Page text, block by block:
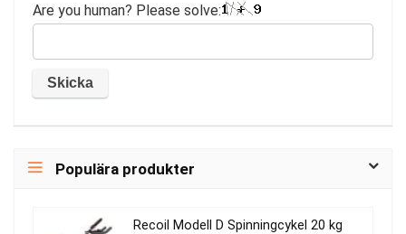
Are you human? Please solve:
Populära produkter
Recoil Modell D Spinningcykel 20 kg